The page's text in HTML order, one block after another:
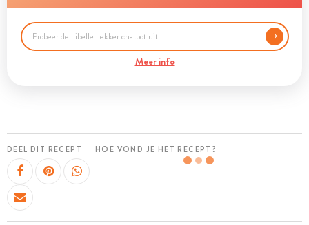
Meer info
DEEL DIT RECEPT HOE VOND JE HET RECEPT?